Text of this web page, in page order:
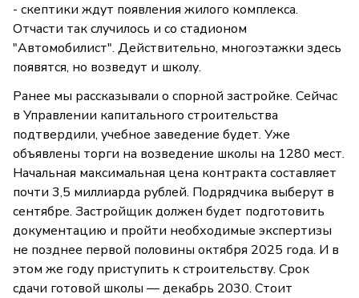
- скептики ждут появления жилого комплекса.
Отчасти так случилось и со стадионом
"Автомобилист". Действительно, многоэтажки здесь
появятся, но возведут и школу.
Ранее мы рассказывали о спорной застройке. Сейчас
в Управлении капитального строительства
подтвердили, учебное заведение будет. Уже
объявлены торги на возведение школы на 1280 мест.
Начальная максимальная цена контракта составляет
почти 3,5 миллиарда рублей. Подрядчика выберут в
сентябре. Застройщик должен будет подготовить
документацию и пройти необходимые экспертизы
не позднее первой половины октября 2025 года. И в
этом же году приступить к строительству. Срок
сдачи готовой школы — декабрь 2030. Стоит